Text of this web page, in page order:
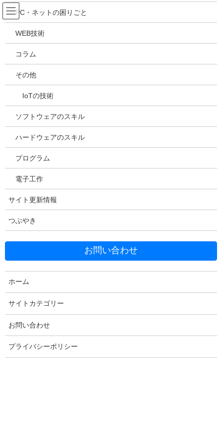
コ
ン
テ
ツ
ス
ッ
ナ
ビ
ゲ
シ
ン
移
吉川万能ＩＴ研究所
メディア
HOME
2022年3月17日
20220317144555
Facebook
Copy
コメントを残す
PC・ネットの困りごと
WEB技術
コラム
その他
IoTの技術
ソフトウェアのスキル
ハードウェアのスキル
プログラム
電子工作
サイト更新情報
つぶやき
お問い合わせ
ホーム
サイトカテゴリー
お問い合わせ
プライバシーポリシー